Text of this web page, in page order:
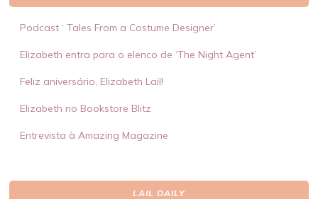
Podcast ‘ Tales From a Costume Designer’
Elizabeth entra para o elenco de ‘The Night Agent’
Feliz aniversário, Elizabeth Lail!
Elizabeth no Bookstore Blitz
Entrevista à Amazing Magazine
LAIL DAILY